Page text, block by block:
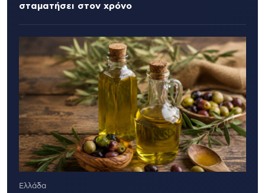
σταματήσει στον χρόνο
Ελλάδα